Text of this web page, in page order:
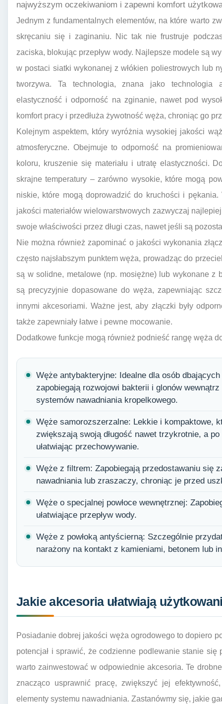
najwyższym oczekiwaniom i zapewni komfort
Jednym z fundamentalnych elementów, na które warto
skręcaniu się i zaginaniu. Nic tak nie frustruje
zaciska, blokując przepływ wody. Najlepsze modele są
w postaci siatki wykonanej z włókien poliestrowych lub
tworzywa. Ta technologia, znana jako technologia
elastyczność i odporność na zginanie, nawet pod
komfort pracy i przedłuża żywotność węża, chroniąc go
Kolejnym aspektem, który wyróżnia wysokiej jakości
atmosferyczne. Obejmuje to odporność na
koloru, kruszenie się materiału i utratę elastyczności.
skrajne temperatury – zarówno wysokie, które mogą
niskie, które mogą doprowadzić do kruchości i
jakości materiałów wielowarstwowych zazwyczaj
swoje właściwości przez długi czas, nawet jeśli są
Nie można również zapominać o jakości wykonania
często najsłabszym punktem węża, prowadząc do
są w solidne, metalowe (np. mosiężne) lub wykonane z
są precyzyjnie dopasowane do węża, zapewniając
innymi akcesoriami. Ważne jest, aby złączki były
także zapewniały łatwe i pewne mocowanie.
Dodatkowe funkcje mogą również podnieść rangę węża
Węże antybakteryjne: Idealne dla osób
zapobiegają rozwojowi bakterii i glonów
systemów nawadniania kropelkowego.
Węże samorozszerzalne: Lekkie i kompaktowe,
zwiększają swoją długość nawet trzykrotnie, a
ułatwiając przechowywanie.
Węże z filtrem: Zapobiegają przedostawaniu się
nawadniania lub zraszaczy, chroniąc je przed
Węże o specjalnej powłoce wewnętrznej:
ułatwiające przepływ wody.
Węże z powłoką antyścierną: Szczególnie
narażony na kontakt z kamieniami, betonem lub
Jakie akcesoria ułatwiają
Posiadanie dobrej jakości węża ogrodowego to dopiero
potencjał i sprawić, że codzienne podlewanie stanie
warto zainwestować w odpowiednie akcesoria. Te
znacząco usprawnić pracę, zwiększyć jej
elementy systemu nawadniania. Zastanówmy się, jakie